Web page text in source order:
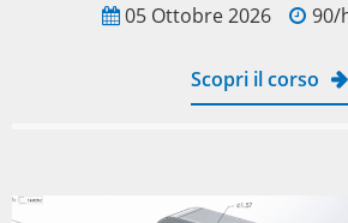
05 Ottobre 2026 90/
Scopri il corso